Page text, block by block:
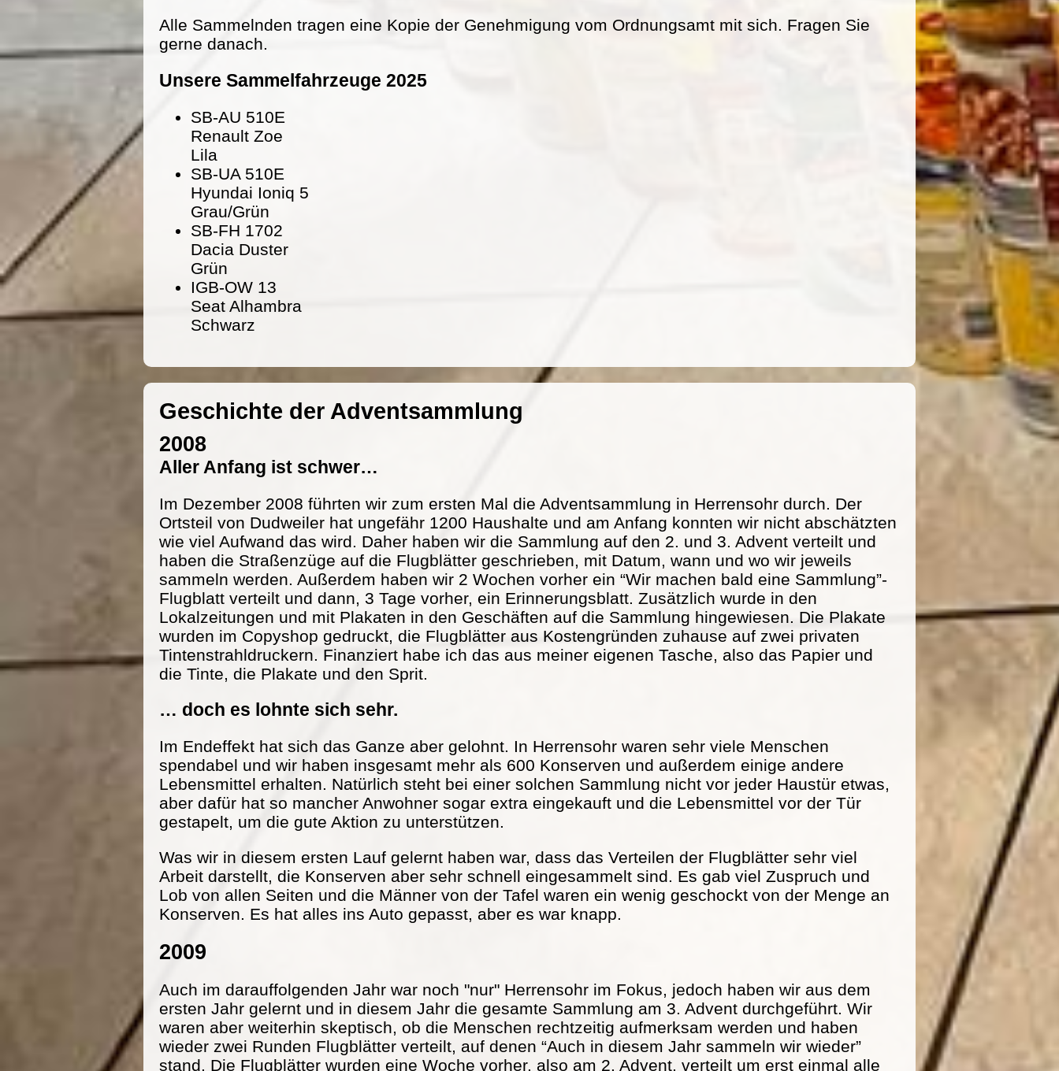
Alle Sammelnden tragen eine Kopie der Genehmigung vom Ordnungsamt mit sich. Fragen Sie
gerne danach.
Unsere Sammelfahrzeuge 2025
SB-AU 510E
Renault Zoe
Lila
SB-UA 510E
Hyundai Ioniq 5
Grau/Grün
SB-FH 1702
Dacia Duster
Grün
IGB-OW 13
Seat Alhambra
Schwarz
Geschichte der Adventsammlung
2008
Aller Anfang ist schwer…
Im Dezember 2008 führten wir zum ersten Mal die Adventsammlung in Herrensohr durch. Der
Ortsteil von Dudweiler hat ungefähr 1200 Haushalte und am Anfang konnten wir nicht abschätzten
wie viel Aufwand das wird. Daher haben wir die Sammlung auf den 2. und 3. Advent verteilt und
haben die Straßenzüge auf die Flugblätter geschrieben, mit Datum, wann und wo wir jeweils
sammeln werden. Außerdem haben wir 2 Wochen vorher ein “Wir machen bald eine Sammlung”-
Flugblatt verteilt und dann, 3 Tage vorher, ein Erinnerungsblatt. Zusätzlich wurde in den
Lokalzeitungen und mit Plakaten in den Geschäften auf die Sammlung hingewiesen. Die Plakate
wurden im Copyshop gedruckt, die Flugblätter aus Kostengründen zuhause auf zwei privaten
Tintenstrahldruckern. Finanziert habe ich das aus meiner eigenen Tasche, also das Papier und
die Tinte, die Plakate und den Sprit.
… doch es lohnte sich sehr.
Im Endeffekt hat sich das Ganze aber gelohnt. In Herrensohr waren sehr viele Menschen
spendabel und wir haben insgesamt mehr als 600 Konserven und außerdem einige andere
Lebensmittel erhalten. Natürlich steht bei einer solchen Sammlung nicht vor jeder Haustür etwas,
aber dafür hat so mancher Anwohner sogar extra eingekauft und die Lebensmittel vor der Tür
gestapelt, um die gute Aktion zu unterstützen.
Was wir in diesem ersten Lauf gelernt haben war, dass das Verteilen der Flugblätter sehr viel
Arbeit darstellt, die Konserven aber sehr schnell eingesammelt sind. Es gab viel Zuspruch und
Lob von allen Seiten und die Männer von der Tafel waren ein wenig geschockt von der Menge an
Konserven. Es hat alles ins Auto gepasst, aber es war knapp.
2009
Auch im darauffolgenden Jahr war noch "nur" Herrensohr im Fokus, jedoch haben wir aus dem
ersten Jahr gelernt und in diesem Jahr die gesamte Sammlung am 3. Advent durchgeführt. Wir
waren aber weiterhin skeptisch, ob die Menschen rechtzeitig aufmerksam werden und haben
wieder zwei Runden Flugblätter verteilt, auf denen “Auch in diesem Jahr sammeln wir wieder”
stand. Die Flugblätter wurden eine Woche vorher, also am 2. Advent, verteilt um erst einmal alle